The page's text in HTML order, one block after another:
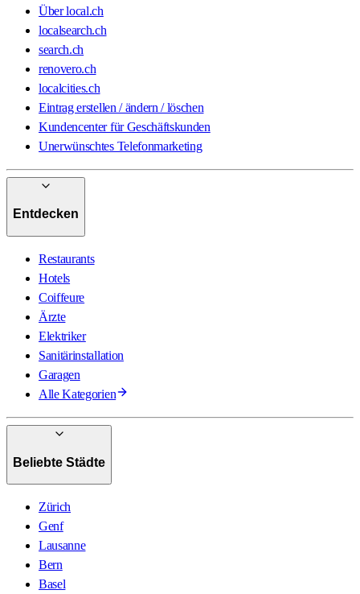
Über local.ch
localsearch.ch
search.ch
renovero.ch
localcities.ch
Eintrag erstellen / ändern / löschen
Kundencenter für Geschäftskunden
Unerwünschtes Telefonmarketing
Entdecken
Restaurants
Hotels
Coiffeure
Ärzte
Elektriker
Sanitärinstallation
Garagen
Alle Kategorien
Beliebte Städte
Zürich
Genf
Lausanne
Bern
Basel